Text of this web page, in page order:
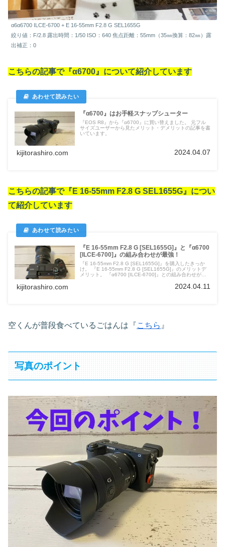
α6α6700 ILCE-6700 + E 16-55mm F2.8 G SEL1655G
絞り値：F/2.8 露出時間：1/50 ISO：640 焦点距離：55mm（35㎜換算：82㎜）露
出補正：0
こちらの記事で『α6700』について紹介しています
『α6700』はお手軽スナップシューター
『EOS R8』から『α6700』に買い替えました。 元フル
サイズユーザーから見たメリット・デメリットの記事を書
いています。
kijitorashiro.com 2024.04.07
こちらの記事で『E 16-55mm F2.8 G SEL1655G』につい
て紹介しています
『E 16-55mm F2.8 G [SEL1655G]』と『α6700
[ILCE-6700]』の組み合わせが最強！
『E 16-55mm F2.8 G [SEL1655G]』を購入したきっか
け。 『E 16-55mm F2.8 G [SEL1655G]』のメリットデ
メリット。 『α6700 [ILCE-6700]』との組み合わせが最
kijitorashiro.com 2024.04.11
空くんが普段食べているごはんは『こちら 』
写真のポイント